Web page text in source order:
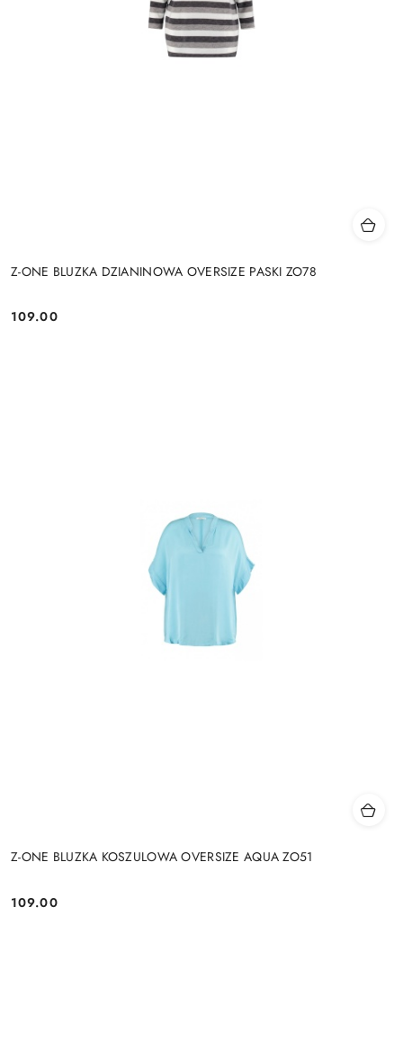
Z-ONE BLUZKA DZIANINOWA OVERSIZE PASKI ZO78
Cena:
109.00
Z-ONE BLUZKA KOSZULOWA OVERSIZE AQUA ZO51
Cena:
109.00